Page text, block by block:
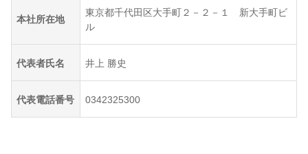
本社所在地
東京都千代田区大手町２－２－１ 新大手町ビ
ル
代表者氏名 井上 勝史
代表電話番号 0342325300